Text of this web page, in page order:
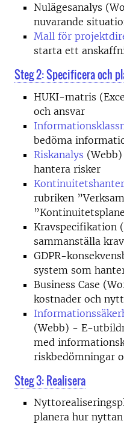
Nulägesanalys
nuvarande
Mall för
starta ett
Steg 2: Specificera och
HUKI-matris
och ansvar
bedöma
Riskanalys
hantera risker
rubriken
Kravspecifikation
sammanställa
GDPR-
system som
Business Case
kostnader och
(Webb) - E-
med
riskbedömningar
Steg 3: Realisera
planera hur nyttan